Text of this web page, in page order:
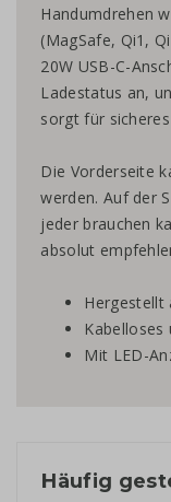
Handumdrehen
(MagSafe, Qi1,
20W USB-C-
Ladestatus an,
sorgt für
Die Vorderseite
werden. Auf der
jeder brauchen
absolut
Hergestellt
Kabelloses
Mit LED-
Häufig